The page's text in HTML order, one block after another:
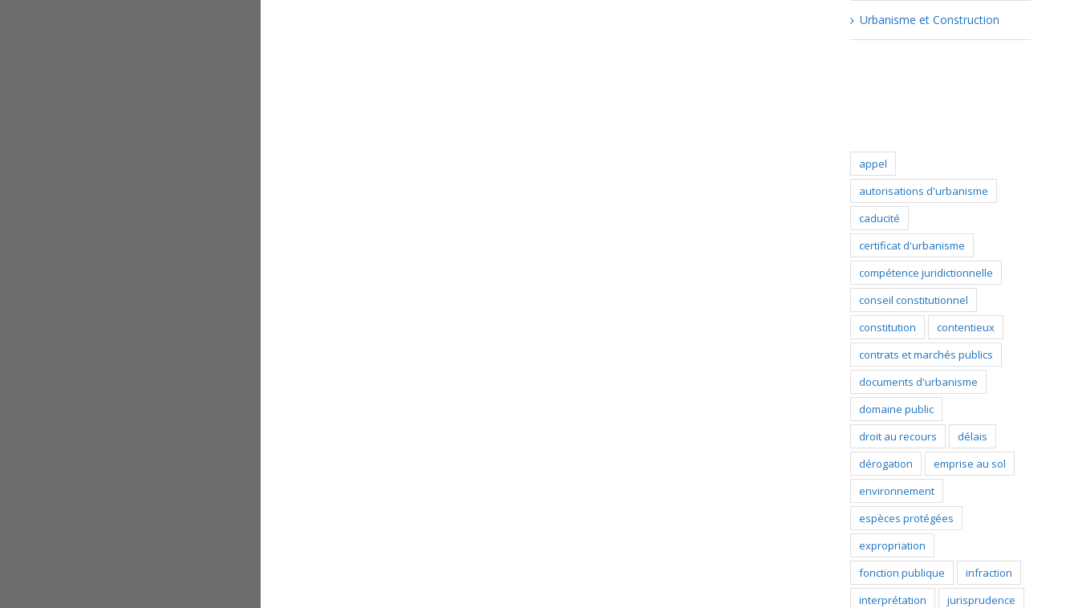
Urbanisme et Construction
appel
autorisations d'urbanisme
caducité
certificat d'urbanisme
compétence juridictionnelle
conseil constitutionnel
constitution
contentieux
contrats et marchés publics
documents d'urbanisme
domaine public
droit au recours
délais
dérogation
emprise au sol
environnement
espèces protégées
expropriation
fonction publique
infraction
interprétation
jurisprudence